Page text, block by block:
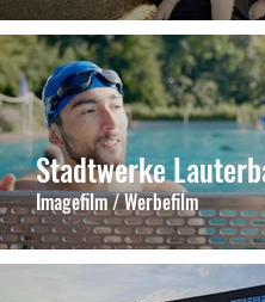
Stadtwerke
Imagefilm / Werbefilm